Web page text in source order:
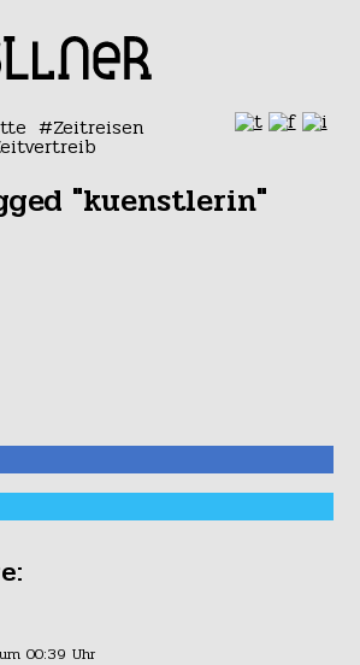
Zeitreisen
"kuenstlerin"
00:39 Uhr